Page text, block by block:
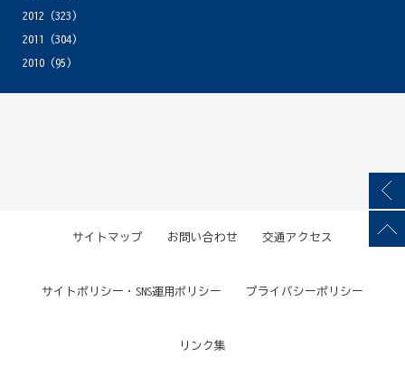
2012 (323)
2011
(304)
2010(95)
サイトマップ お問い合わせ 交通アクセス
サイトポリシー・SNS運用ポリシー プライバシーポリシー
リンク集